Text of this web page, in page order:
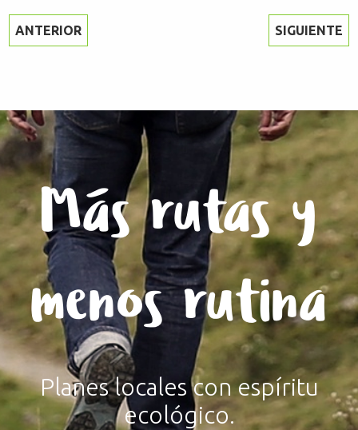
ANTERIOR SIGUIENTE
Más rutas y
menos rutina
Planes locales con espíritu
ecológico.